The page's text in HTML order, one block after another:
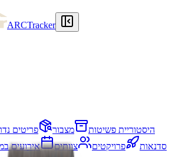
ARCTracker
היסטוריית פשיטות מצבור פריטים
סדנאות
פרויקטים צוותים אירועים